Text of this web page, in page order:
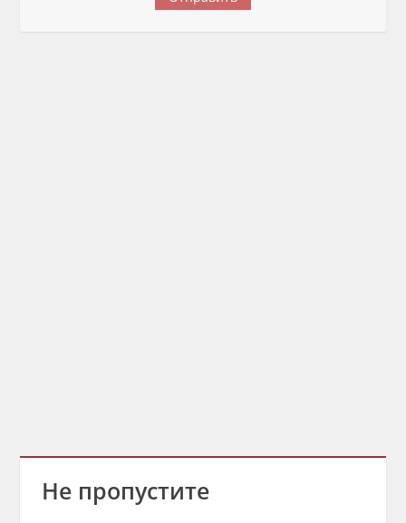
Не пропустите